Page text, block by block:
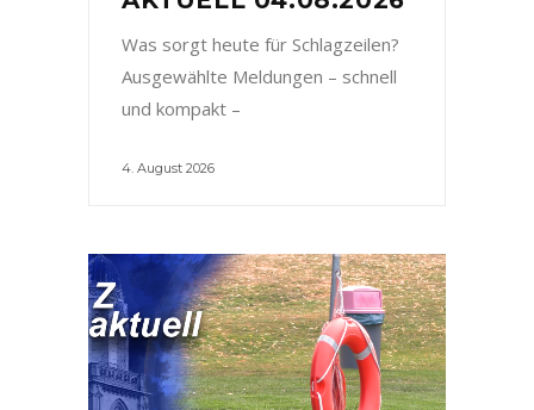
Was sorgt heute für Schlagzeilen?
Ausgewählte Meldungen – schnell
und kompakt –
4. August 2026